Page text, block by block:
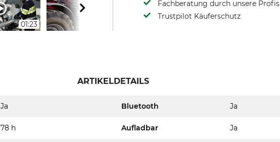
01:23
Fachberatung durch unsere Profis
Trustpilot Käuferschutz
ARTIKELDETAILS
Ja Bluetooth Ja
78 h Aufladbar Ja